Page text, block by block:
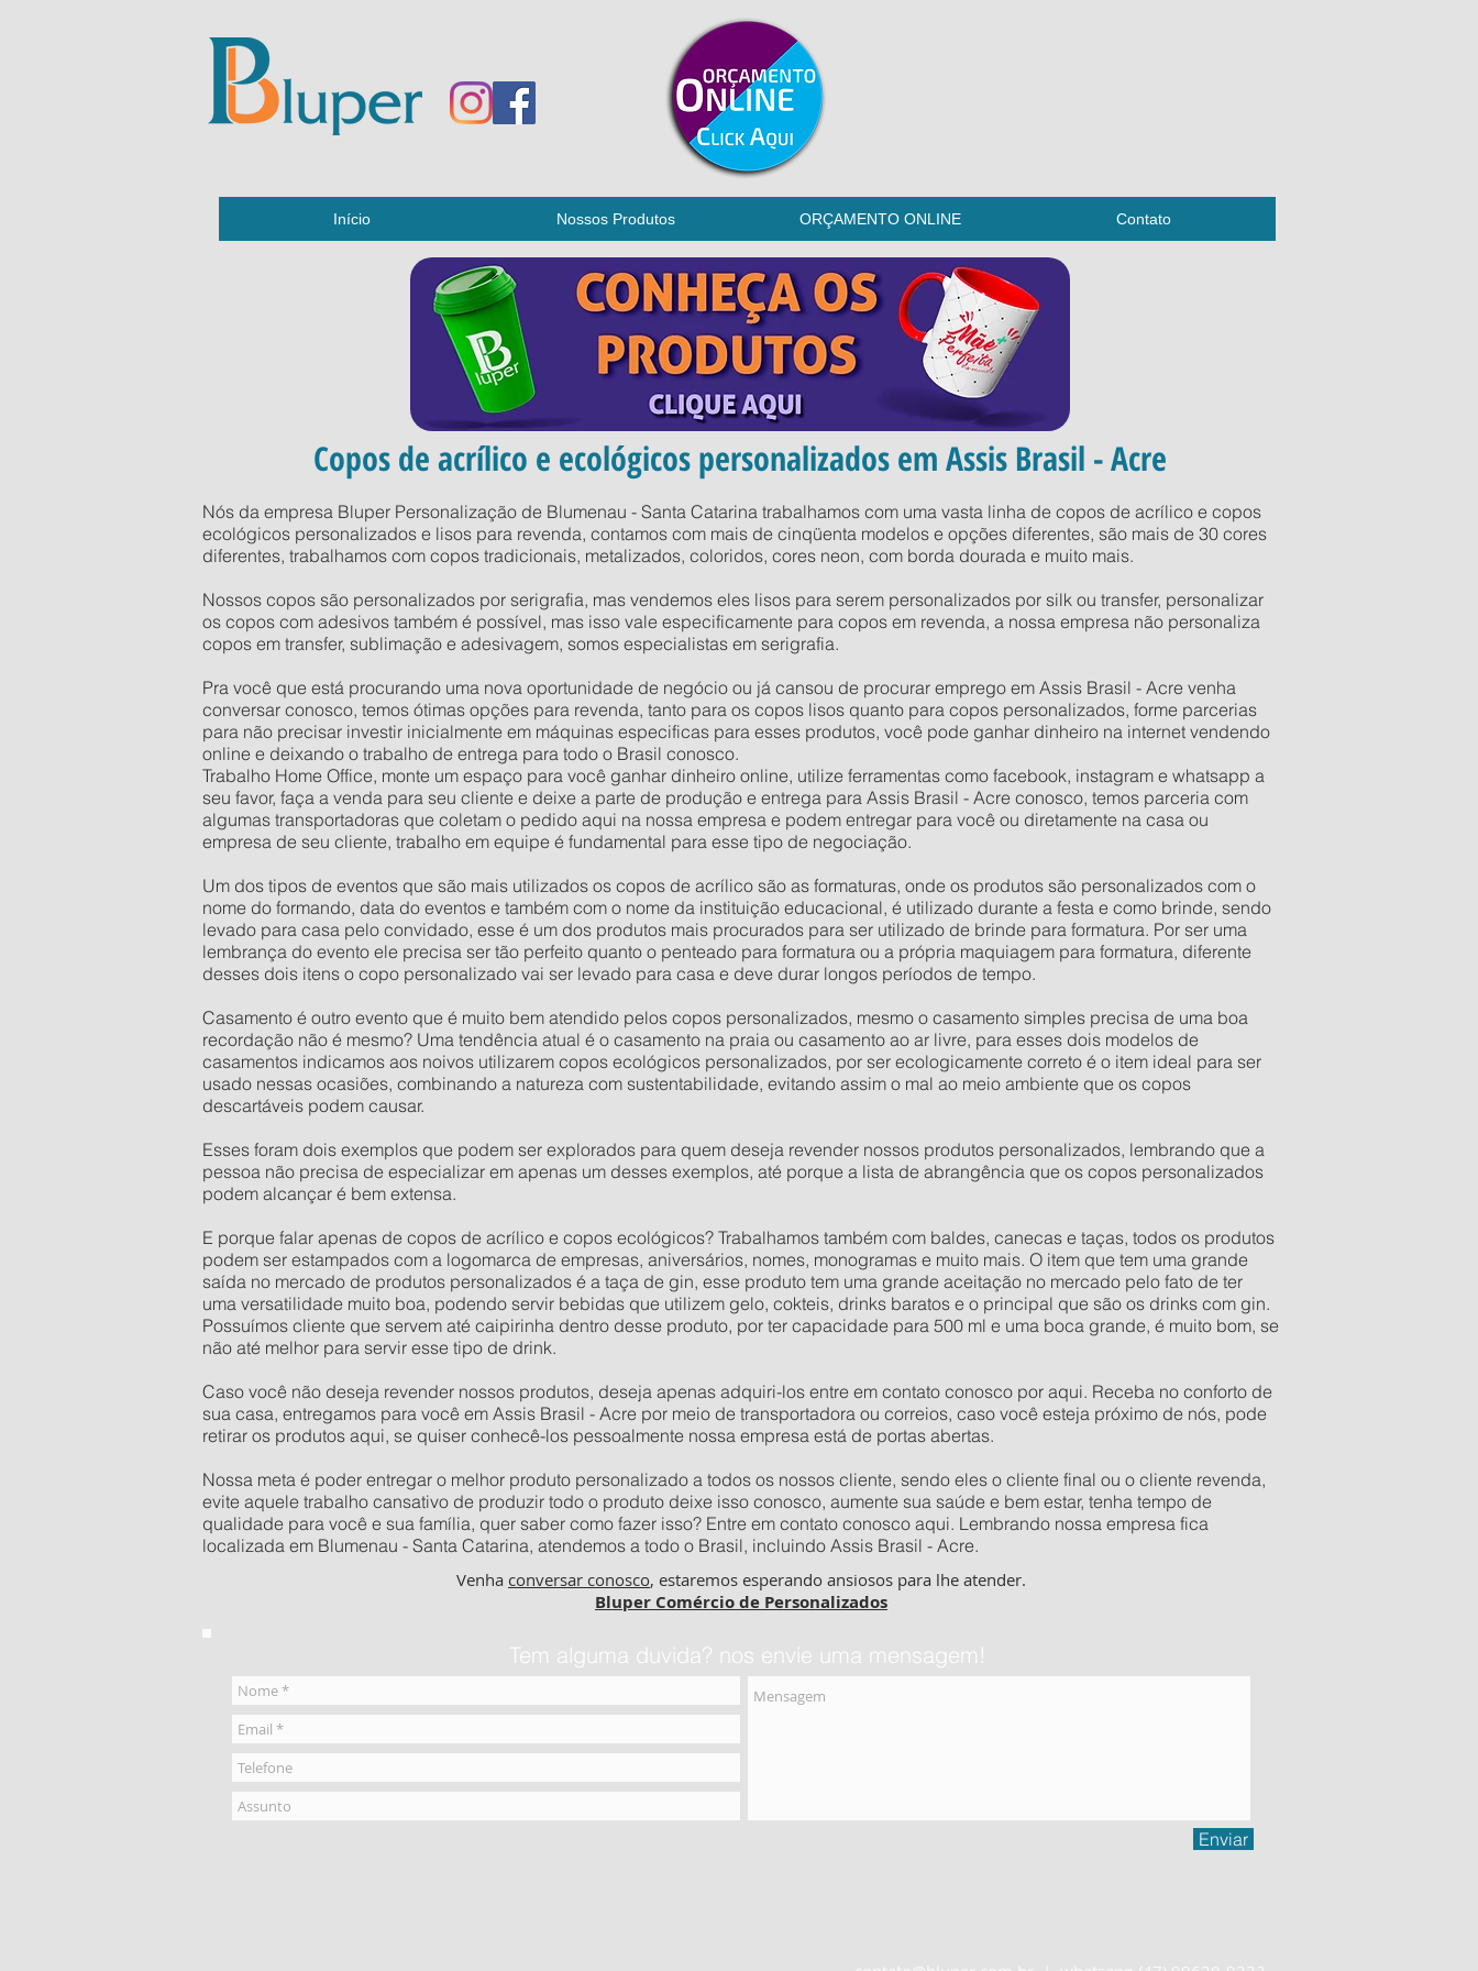
Início Nossos Produtos ORÇAMENTO ONLINE Contato
Copos de acrílico e ecológicos personalizados em Assis Brasil - Acre
Nós da empresa Bluper Personalização de Blumenau - Santa Catarina trabalhamos com uma vasta linha de copos de acrílico e copos
ecológicos personalizados e lisos para revenda, contamos com mais de cinqüenta modelos e opções diferentes, são mais de 30 cores
diferentes, trabalhamos com copos tradicionais, metalizados, coloridos, cores neon, com borda dourada e muito mais.
Nossos copos são personalizados por serigrafia, mas vendemos eles lisos para serem personalizados por silk ou transfer, personalizar
os copos com adesivos também é possível, mas isso vale especificamente para copos em revenda, a nossa empresa não personaliza
copos em transfer, sublimação e adesivagem, somos especialistas em serigrafia.
Pra você que está procurando uma nova oportunidade de negócio ou já cansou de procurar emprego em Assis Brasil - Acre venha
conversar conosco, temos ótimas opções para revenda, tanto para os copos lisos quanto para copos personalizados, forme parcerias
para não precisar investir inicialmente em máquinas especificas para esses produtos, você pode ganhar dinheiro na internet vendendo
online e deixando o trabalho de entrega para todo o Brasil conosco.
Trabalho Home Office, monte um espaço para você ganhar dinheiro online, utilize ferramentas como facebook, instagram e whatsapp a
seu favor, faça a venda para seu cliente e deixe a parte de produção e entrega para Assis Brasil - Acre conosco, temos parceria com
algumas transportadoras que coletam o pedido aqui na nossa empresa e podem entregar para você ou diretamente na casa ou
empresa de seu cliente, trabalho em equipe é fundamental para esse tipo de negociação.
Um dos tipos de eventos que são mais utilizados os copos de acrílico são as formaturas, onde os produtos são personalizados com o
nome do formando, data do eventos e também com o nome da instituição educacional, é utilizado durante a festa e como brinde, sendo
levado para casa pelo convidado, esse é um dos produtos mais procurados para ser utilizado de brinde para formatura. Por ser uma
lembrança do evento ele precisa ser tão perfeito quanto o penteado para formatura ou a própria maquiagem para formatura, diferente
desses dois itens o copo personalizado vai ser levado para casa e deve durar longos períodos de tempo.
Casamento é outro evento que é muito bem atendido pelos copos personalizados, mesmo o casamento simples precisa de uma boa
recordação não é mesmo? Uma tendência atual é o casamento na praia ou casamento ao ar livre, para esses dois modelos de
casamentos indicamos aos noivos utilizarem copos ecológicos personalizados, por ser ecologicamente correto é o item ideal para ser
usado nessas ocasiões, combinando a natureza com sustentabilidade, evitando assim o mal ao meio ambiente que os copos
descartáveis podem causar.
Esses foram dois exemplos que podem ser explorados para quem deseja revender nossos produtos personalizados, lembrando que a
pessoa não precisa de especializar em apenas um desses exemplos, até porque a lista de abrangência que os copos personalizados
podem alcançar é bem extensa.
E porque falar apenas de copos de acrílico e copos ecológicos? Trabalhamos também com baldes, canecas e taças, todos os produtos
podem ser estampados com a logomarca de empresas, aniversários, nomes, monogramas e muito mais. O item que tem uma grande
saída no mercado de produtos personalizados é a taça de gin, esse produto tem uma grande aceitação no mercado pelo fato de ter
uma versatilidade muito boa, podendo servir bebidas que utilizem gelo, cokteis, drinks baratos e o principal que são os drinks com gin.
Possuímos cliente que servem até caipirinha dentro desse produto, por ter capacidade para 500 ml e uma boca grande, é muito bom, se
não até melhor para servir esse tipo de drink.
Caso você não deseja revender nossos produtos, deseja apenas adquiri-los entre em contato conosco por aqui. Receba no conforto de
sua casa, entregamos para você em Assis Brasil - Acre por meio de transportadora ou correios, caso você esteja próximo de nós, pode
retirar os produtos aqui, se quiser conhecê-los pessoalmente nossa empresa está de portas abertas.
Nossa meta é poder entregar o melhor produto personalizado a todos os nossos cliente, sendo eles o cliente final ou o cliente revenda,
evite aquele trabalho cansativo de produzir todo o produto deixe isso conosco, aumente sua saúde e bem estar, tenha tempo de
qualidade para você e sua família, quer saber como fazer isso? Entre em contato conosco aqui. Lembrando nossa empresa fica
localizada em Blumenau - Santa Catarina, atendemos a todo o Brasil, incluindo Assis Brasil - Acre.
Venha conversar conosco, estaremos esperando ansiosos para lhe atender.
Bluper Comércio de Personalizados
Tem alguma duvida? nos envie uma mensagem!
Enviar